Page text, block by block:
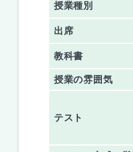
授業種別
出席
教科書
授業の雰囲気
テスト